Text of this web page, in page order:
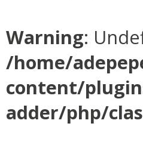
Warning:
/home/
content/
adder/php/